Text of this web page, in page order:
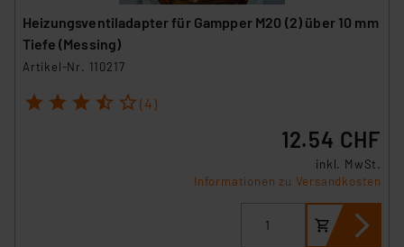
Heizungsventiladapter für Gampper M20 (2) über 10 mm
Tiefe (Messing)
Artikel-Nr. 110217
1 2 3 4 5 (4)
12.54 CHF
inkl. MwSt.
Informationen zu Versandkosten